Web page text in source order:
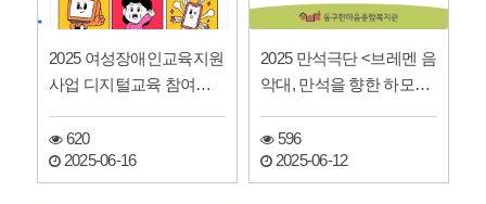
2025 여성장애인교육지원
사업 디지털교육 참여자
620
2025-06-16
2025 만석극단 <브레멘 음
악대, 만석을 향한 하모니
596
2025-06-12